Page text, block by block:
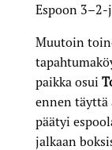
Espoon
Muutoin
paikka osui
ennen täyttä
päätyi
jalkaan